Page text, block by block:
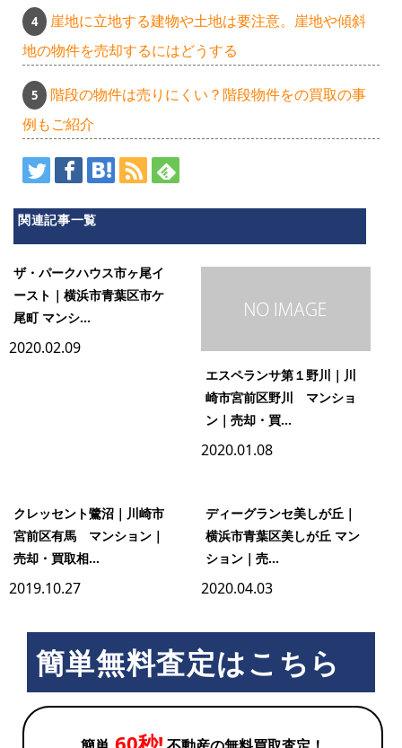
崖地に立地する建物や土地は要注意。崖地や傾斜
地の物件を売却するにはどうする
階段の物件は売りにくい？階段物件をの買取の事
例もご紹介
関連記事一覧
ザ・パークハウス市ヶ尾イ
ースト｜横浜市青葉区市ケ
尾町 マンシ...
2020.02.09
エスペランサ第１野川｜川
崎市宮前区野川 マンショ
ン｜売却・買...
2020.01.08
クレッセント鷺沼｜川崎市
宮前区有馬 マンション｜
売却・買取相...
2019.10.27
ディーグランセ美しが丘｜
横浜市青葉区美しが丘 マン
ション｜売...
2020.04.03
簡単無料査定はこちら